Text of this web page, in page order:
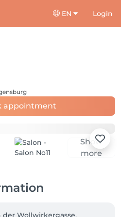
EN Login
appointment
Show
more
Wollwirkergasse,